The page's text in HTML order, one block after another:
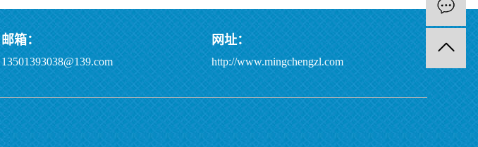
邮箱： 网址：
13501393038@139.com http://www.mingchengzl.com